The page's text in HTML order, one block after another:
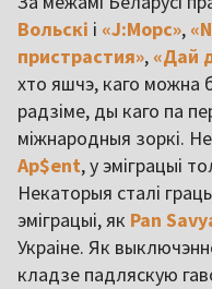
Вольскі і «J:Морс»,
пристрастия», «Дай
хто яшчэ, каго можна
радзіме, ды каго па
міжнародныя зоркі.
Ap$ent, у эміграцыі
Некаторыя сталі
эміграцыі, як Pan
Украіне. Як
кладзе падляскую